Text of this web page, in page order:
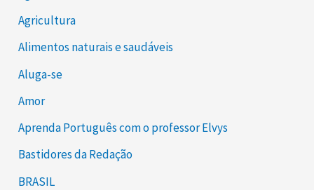
Agricultura
Alimentos naturais e saudáveis
Aluga-se
Amor
Aprenda Português com o professor Elvys
Bastidores da Redação
BRASIL